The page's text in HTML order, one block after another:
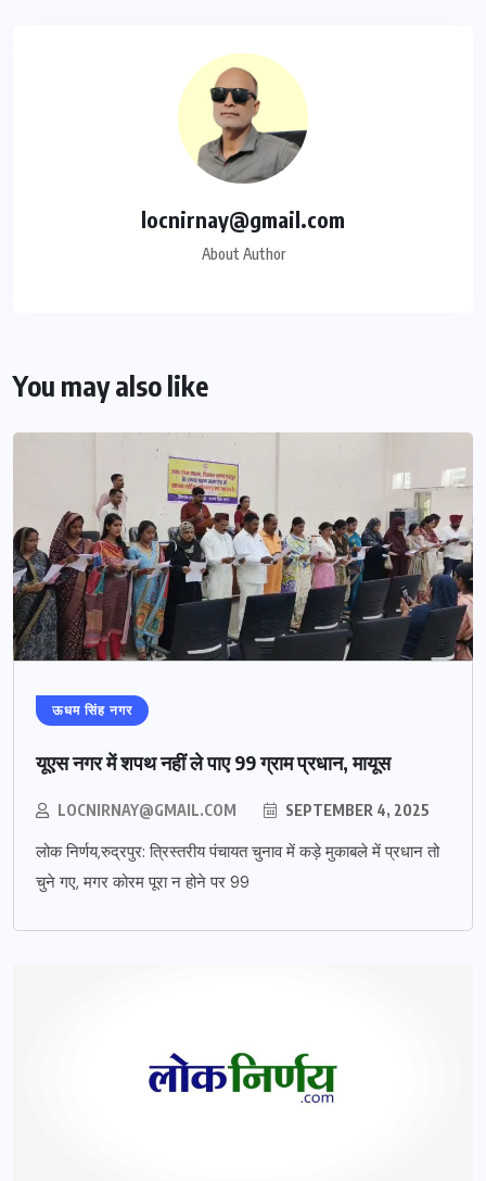
locnirnay@gmail.com
About Author
You may also like
ऊधम सिंह नगर
यूएस नगर में शपथ नहीं ले पाए 99 ग्राम प्रधान, मायूस
LOCNIRNAY@GMAIL.COM SEPTEMBER 4, 2025
लोक निर्णय,रुद्रपुर: त्रिस्तरीय पंचायत चुनाव में कड़े मुकाबले में प्रधान तो
चुने गए, मगर कोरम पूरा न होने पर 99